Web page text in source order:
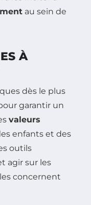
au sein de
À
dès le plus
garantir un
valeurs
enfants et des
outils
agir sur les
concernent